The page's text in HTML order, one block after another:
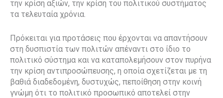
την κρίση αξιών, την κρίση του πολιτικού συστήματος
τα τελευταία χρόνια.
Πρόκειται για προτάσεις που έρχονται να απαντήσουν
στη δυσπιστία των πολιτών απέναντι στο ίδιο το
πολιτικό σύστημα και να καταπολεμήσουν στον πυρήνα
την κρίση αντιπροσώπευσης, η οποία σχετίζεται με τη
βαθιά διαδεδομένη, δυστυχώς, πεποίθηση στην κοινή
γνώμη ότι το πολιτικό προσωπικό αποτελεί στην